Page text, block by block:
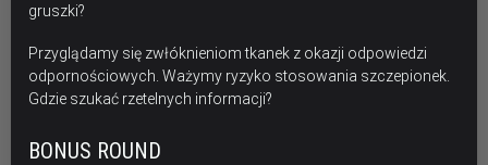
gruszki?
Przyglądamy się zwłóknieniom tkanek z okazji odpowiedzi
odpornościowych. Ważymy ryzyko stosowania szczepionek.
Gdzie szukać rzetelnych informacji?
BONUS ROUND